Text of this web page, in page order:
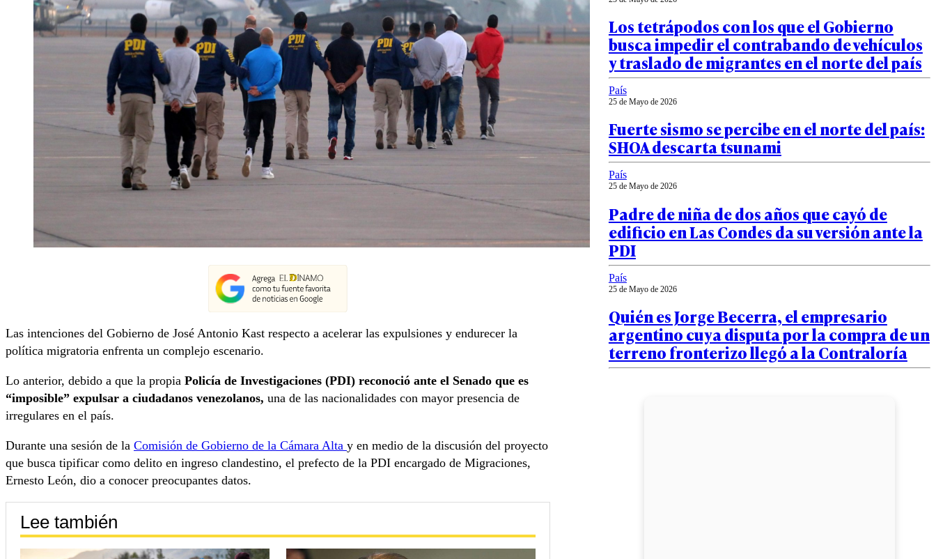
Las intenciones del Gobierno de José Antonio Kast respecto a acelerar las expulsiones y endurecer la
política migratoria enfrenta un complejo escenario.
Lo anterior, debido a que la propia Policía de Investigaciones (PDI) reconoció ante el Senado que es
“imposible” expulsar a ciudadanos venezolanos, una de las nacionalidades con mayor presencia de
irregulares en el país.
Durante una sesión de la Comisión de Gobierno de la Cámara Alta y en medio de la discusión del proyecto
que busca tipificar como delito en ingreso clandestino, el prefecto de la PDI encargado de Migraciones,
Ernesto León, dio a conocer preocupantes datos.
Lee también
Los tetrápodos con los que el Gobierno
busca impedir el contrabando de vehículos
y traslado de migrantes en el norte del país
País
25 de Mayo de 2026
Fuerte sismo se percibe en el norte del país:
SHOA descarta tsunami
País
25 de Mayo de 2026
Padre de niña de dos años que cayó de
edificio en Las Condes da su versión ante la
PDI
País
25 de Mayo de 2026
Quién es Jorge Becerra, el empresario
argentino cuya disputa por la compra de un
terreno fronterizo llegó a la Contraloría